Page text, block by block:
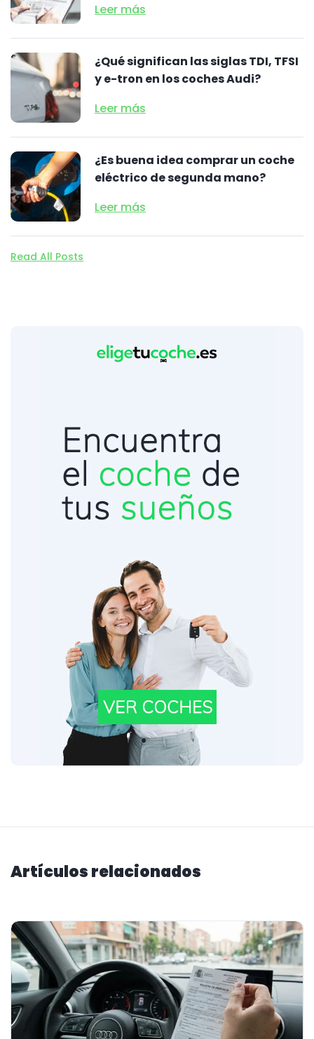
Leer más
¿Qué significan las siglas TDI, TFSI
y e-tron en los coches Audi?
Leer más
¿Es buena idea comprar un coche
eléctrico de segunda mano?
Leer más
Read All Posts
Artículos relacionados